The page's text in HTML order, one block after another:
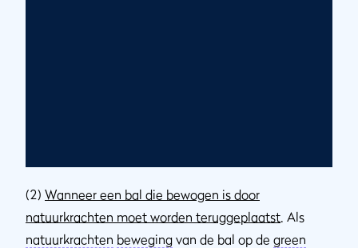
(2) Wanneer een bal die bewogen is door
natuurkrachten moet worden teruggeplaatst. Als
natuurkrachten beweging van de bal op de green